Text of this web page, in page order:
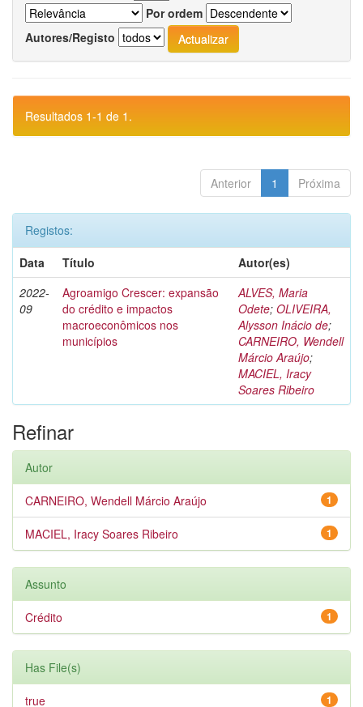
Por ordem
Autores/Registo
Resultados 1-1 de 1.
Anterior 1 Próxima
Registos:
Data
Título
Autor(es)
2022-
09
Agroamigo Crescer: expansão
do crédito e impactos
macroeconômicos nos
municípios
ALVES, Maria
Odete; OLIVEIRA,
Alysson Inácio de;
CARNEIRO, Wendell
Márcio Araújo;
MACIEL, Iracy
Soares Ribeiro
Refinar
Autor
1
CARNEIRO, Wendell Márcio Araújo
1
MACIEL, Iracy Soares Ribeiro
Assunto
1
Crédito
Has File(s)
1
true